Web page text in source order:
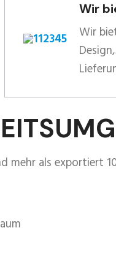
Wir
Wir
mehr als exportiert